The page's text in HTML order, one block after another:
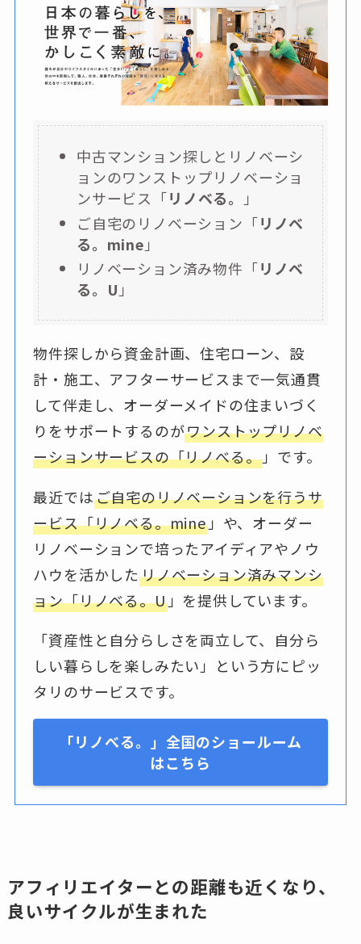
中古マンション探しとリノベーシ
ョンのワンストップリノベーショ
ンサービス「リノベる。 」
ご自宅のリノベーション「リノベ
る。mine 」
リノベーション済み物件「リノベ
る。U」
物件探しから資金計画、住宅ローン、設
計・施工、アフターサービスまで一気通貫
して伴走し、オーダーメイドの住まいづく
りをサポートするのがワンストップリノベ
ーションサービスの「リノべる。 」です。
最近ではご自宅のリノベーションを行うサ
ービス「リノベる。mine」や、オーダー
リノベーションで培ったアイディアやノウ
ハウを活かしたリノベーション済みマンシ
ョン「リノベる。U」を提供しています。
「資産性と自分らしさを両立して、自分ら
しい暮らしを楽しみたい」という方にピッ
タリのサービスです。
「リノべる。」全国のショールーム
はこちら
アフィリエイターとの距離も近くなり、
良いサイクルが生まれた